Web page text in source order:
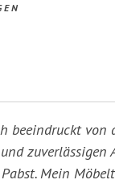
beeindruckt von
zuverlässigen
Mein